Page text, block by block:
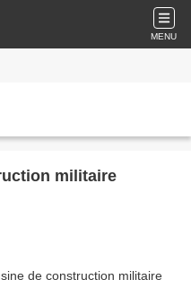
MENU
militaire